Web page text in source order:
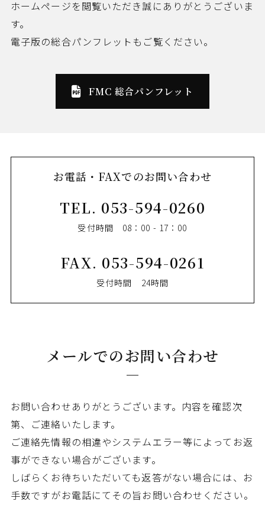
ホームページを閲覧いただき誠にありがとうございま
す。
電子版の総合パンフレットもご覧ください。
FMC 総合パンフレット
お電話・FAXでのお問い合わせ
TEL. 053-594-0260
受付時間 08：00 - 17：00
FAX. 053-594-0261
受付時間 24時間
メールでのお問い合わせ
お問い合わせありがとうございます。内容を確認次
第、ご連絡いたします。
ご連絡先情報の相違やシステムエラー等によってお返
事ができない場合がございます。
しばらくお待ちいただいても返答がない場合には、お
手数ですがお電話にてその旨お問い合わせください。